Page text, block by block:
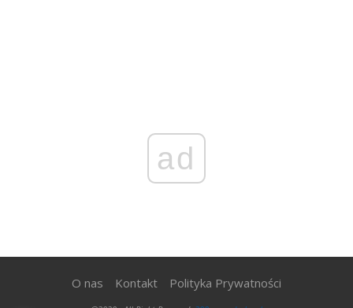
ad
O nas Kontakt Polityka Prywatności